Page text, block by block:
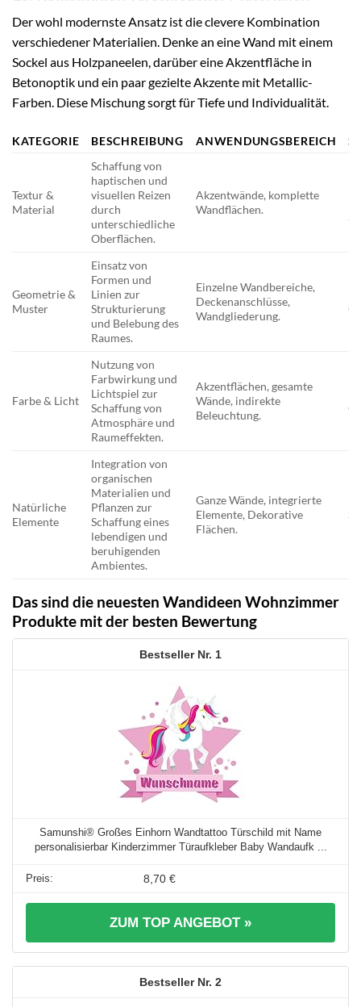
Der wohl modernste Ansatz ist die clevere Kombination
verschiedener Materialien. Denke an eine Wand mit einem
Sockel aus Holzpaneelen, darüber eine Akzentfläche in
Betonoptik und ein paar gezielte Akzente mit Metallic-
Farben. Diese Mischung sorgt für Tiefe und Individualität.
KATEGORIE BESCHREIBUNG ANWENDUNGSBEREICH
Textur &
Material
Schaffung von
haptischen und
visuellen Reizen
durch
unterschiedliche
Oberflächen.
Akzentwände, komplette
Wandflächen.
Geometrie &
Muster
Einsatz von
Formen und
Linien zur
Strukturierung
und Belebung des
Raumes.
Einzelne Wandbereiche,
Deckenanschlüsse,
Wandgliederung.
Farbe & Licht
Nutzung von
Farbwirkung und
Lichtspiel zur
Schaffung von
Atmosphäre und
Raumeffekten.
Akzentflächen, gesamte
Wände, indirekte
Beleuchtung.
Natürliche
Elemente
Integration von
organischen
Materialien und
Pflanzen zur
Schaffung eines
lebendigen und
beruhigenden
Ambientes.
Ganze Wände, integrierte
Elemente, Dekorative
Flächen.
Das sind die neuesten Wandideen Wohnzimmer
Produkte mit der besten Bewertung
1
Samunshi® Großes Einhorn Wandtattoo Türschild mit Name
personalisierbar Kinderzimmer Türaufkleber Baby Wandaufk ...
8,70 €
ZUM TOP ANGEBOT »
2